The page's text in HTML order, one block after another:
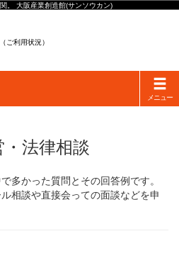
。 大阪産業創造館(サンソウカン)
ご利用状況）
Toggle
メニュー
法律相談
多かった質問とその回答例です。
相談や直接会っての面談などを申